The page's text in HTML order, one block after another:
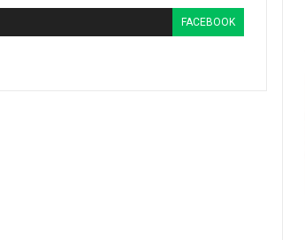
FACEBOOK